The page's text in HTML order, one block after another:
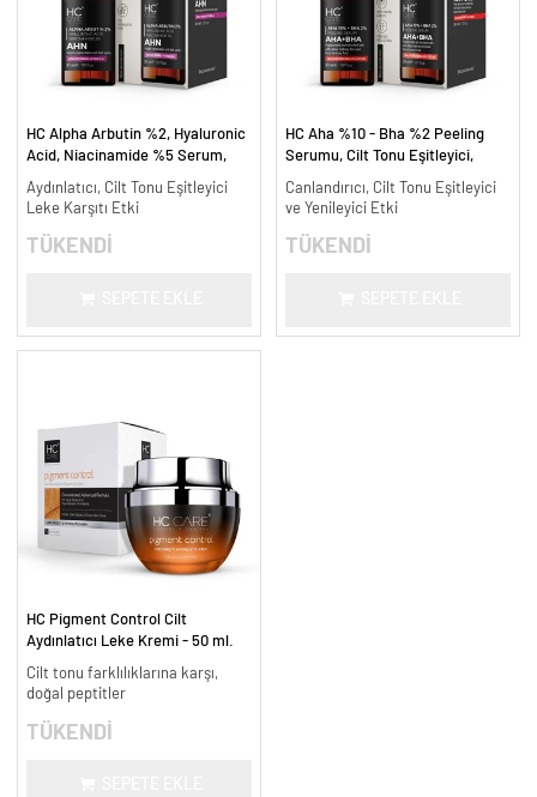
HC Alpha Arbutin %2, Hyaluronic
Acid, Niacinamide %5 Serum,
ml.
Aydınlatıcı, Cilt Tonu Eşitleyici
Leke Karşıtı Etki
TÜKENDİ
HC Aha %10 - Bha %2 Peeling
Serumu, Cilt Tonu Eşitleyici,
Canlandırıcı, Cilt Tonu Eşitleyici
ve Yenileyici Etki
TÜKENDİ
HC Pigment Control Cilt
Aydınlatıcı Leke Kremi - 50 ml.
Cilt tonu farklılıklarına karşı,
doğal peptitler
TÜKENDİ